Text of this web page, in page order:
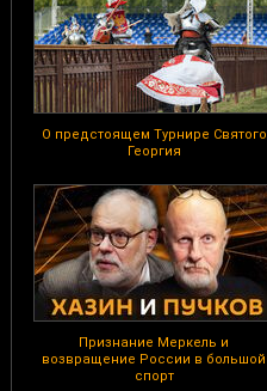
О предстоящем Турнире Святого
Георгия
Признание Меркель и
возвращение России в большой
спорт